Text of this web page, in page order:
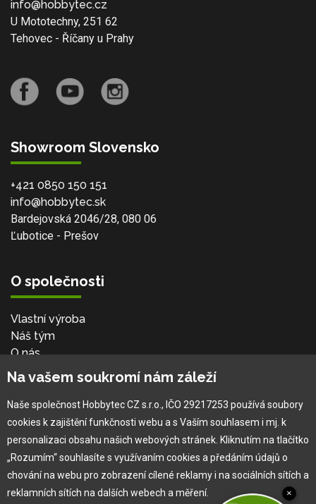
info@hobbytec.cz
U Mototechny, 251 62
Tehovec - Říčany u Prahy
Showroom Slovensko
+421 0850 150 151
info@hobbytec.sk
Bardejovská 2046/28, 080 06
Ľubotice - Prešov
O společnosti
Vlastní výroba
Náš tým
O nás
Pro zákazníka
Obchodní podmínky
Věrnostní program
Jak na reklamaci
Výprodej
Na vašem soukromí nám záleží
Naše společnost Hobbytec CZ s.r.o., IČO 29217253 používá soubory
cookies k zajištění funkčnosti webu a s Vaším souhlasem i mj. k
personalizaci obsahu našich webových stránek. Kliknutím na tlačítko
„Rozumím“ souhlasíte s využívaním cookies a předáním údajů o
chování na webu pro zobrazení cílené reklamy i na sociálních sítích a
reklamních sítích na dalších webech a měření.
×